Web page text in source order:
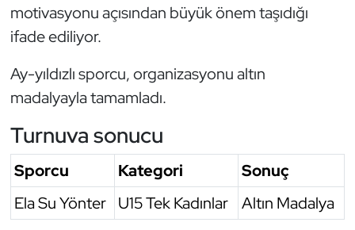
motivasyonu açısından büyük önem taşıdığı
ifade ediliyor.
Ay-yıldızlı sporcu, organizasyonu altın
madalyayla tamamladı.
Turnuva sonucu
Sporcu Kategori
Sonuç
Ela Su Yönter
U15 Tek Kadınlar Altın Madalya
Ragbi
Su Topu
Sualtı Sporları
Tekvando
Tenis